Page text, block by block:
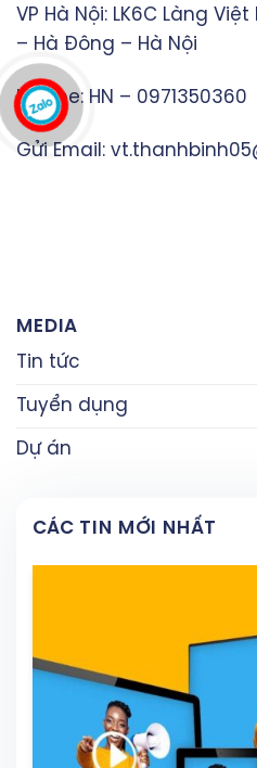
VP Hà Nội: LK6C Làng
– Hà Đông – Hà Nội
Hotline: HN – 0971350360
Gửi Email:
MEDIA
Tin tức
Tuyển dụng
Dự án
CÁC TIN MỚI NHẤT